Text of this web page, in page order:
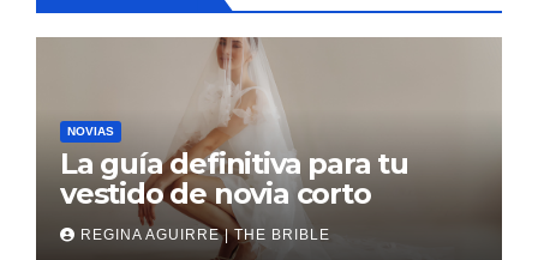
NOVIAS
La guía definitiva para tu
vestido de novia corto
REGINA AGUIRRE | THE BRIBLE